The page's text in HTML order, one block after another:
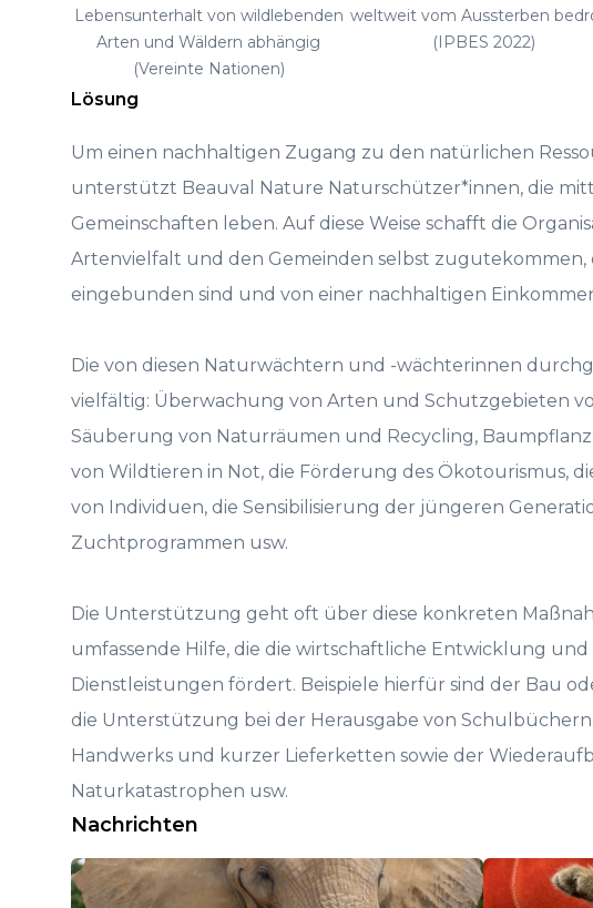
Lebensunterhalt von wildlebenden
Arten und Wäldern abhängig
(Vereinte Nationen)
weltweit vom Aussterben
(IPBES 2022)
Lösung
Um einen nachhaltigen Zugang zu den natürlichen
unterstützt Beauval Nature Naturschützer*innen, die
Gemeinschaften leben. Auf diese Weise schafft die
Artenvielfalt und den Gemeinden selbst
eingebunden sind und von einer nachhaltigen
Die von diesen Naturwächtern und -wächterinnen
vielfältig: Überwachung von Arten und Schutzgebieten
Säuberung von Naturräumen und Recycling,
von Wildtieren in Not, die Förderung des Ökotourismus,
von Individuen, die Sensibilisierung der jüngeren
Zuchtprogrammen usw.
Die Unterstützung geht oft über diese konkreten
umfassende Hilfe, die die wirtschaftliche Entwicklung
Dienstleistungen fördert. Beispiele hierfür sind der Bau
die Unterstützung bei der Herausgabe von
Handwerks und kurzer Lieferketten sowie der
Naturkatastrophen usw.
Nachrichten